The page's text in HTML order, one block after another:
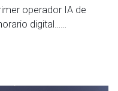
operador IA de
digital……